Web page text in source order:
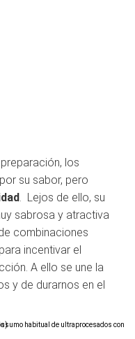
los
su sabor, pero
. Lejos de ello, su
sabrosa y atractiva
combinaciones
incentivar el
A ello se une la
y de durarnos en el